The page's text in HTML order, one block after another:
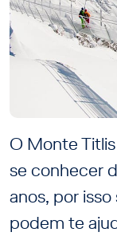
O Monte
se conhecer
anos, por
podem te